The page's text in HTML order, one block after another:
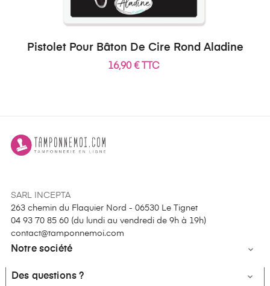
Pistolet Pour Bâton De Cire Rond Aladine
16,90 € TTC
SARL INCEPTA
263 chemin du Flaquier Nord - 06530 Le Tignet
04 93 70 85 60 (du lundi au vendredi de 9h à 19h)
contact@tamponnemoi.com
Notre société 
Des questions ? 